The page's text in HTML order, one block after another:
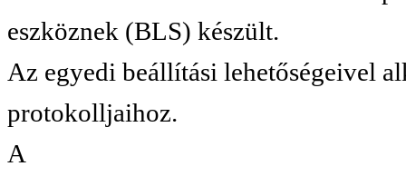
eszköznek (BLS) készült.
Az egyedi beállítási lehetőségeivel
protokolljaihoz.
A